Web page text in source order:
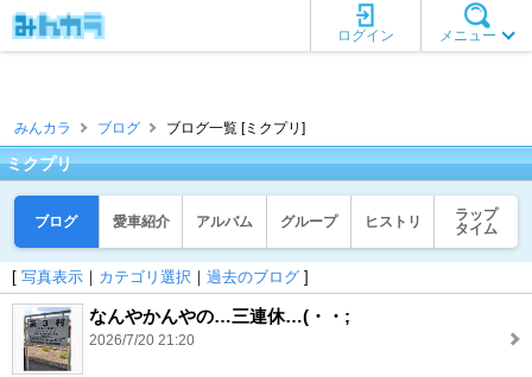
メニュー
ログイン
みんカラ ブログ ブログ一覧 [ミクプリ]
ミクプリ
ブログ 愛車紹介 アルバム グループ ヒストリ
ラップ
タイム
[ 写真表示 ｜ カテゴリ選択 ｜ 過去のブログ ]
なんやかんやの…三連休…(・・;
2026/7/20 21:20